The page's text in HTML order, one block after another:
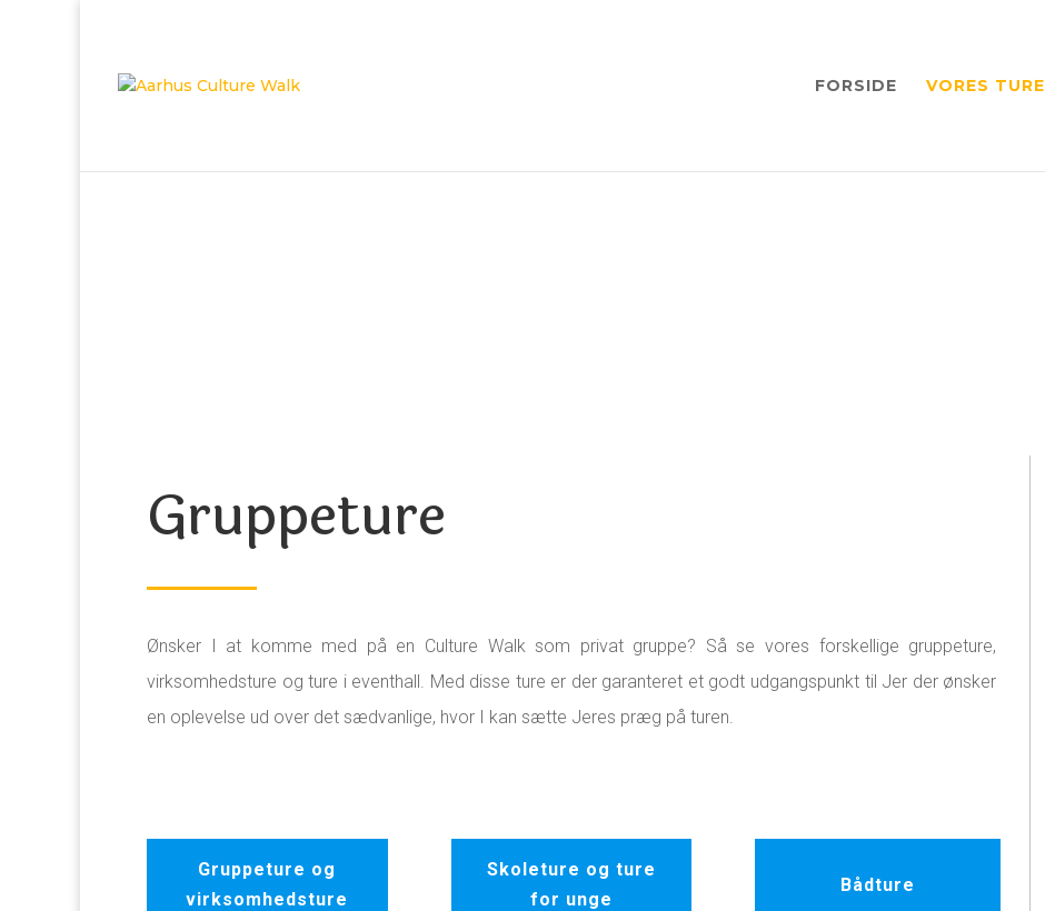
FORSIDE VORES TURE
Gruppeture
Ønsker I at komme med på en Culture Walk som privat gruppe? Så se vores forskellige gruppeture,
virksomhedsture og ture i eventhall. Med disse ture er der garanteret et godt udgangspunkt til Jer der ønsker
en oplevelse ud over det sædvanlige, hvor I kan sætte Jeres præg på turen.
Gruppeture og
virksomhedsture
Skoleture og ture
for unge
Bådture